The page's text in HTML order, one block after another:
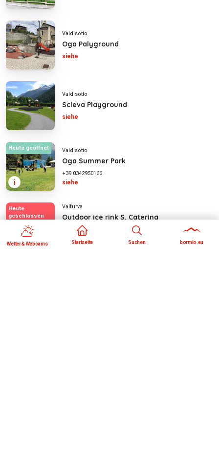
Wetter & Webcams Startseite Suchen bormio.eu
Valdisotto
Oga Palyground
siehe
Valdisotto
Scleva Playground
siehe
i
Heute geöffnet Valdisotto
Oga Summer Park
+39 0342950166
siehe
Heute
geschlossen
Valfurva
Outdoor ice rink S. Caterina
Valfurva